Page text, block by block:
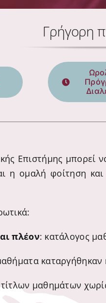
Γρήγορη
Επιστήμης μπορεί
η ομαλή φοίτηση
πλέον: κατάλογος
καταργήθηκαν
μαθημάτων